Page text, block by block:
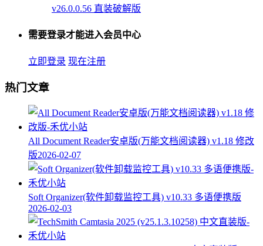
v26.0.0.56 直装破解版
需要登录才能进入会员中心
立即登录 现在注册
热门文章
All Document Reader安卓版(万能文档阅读器) v1.18 修改
版2026-02-07
Soft Organizer(软件卸载监控工具) v10.33 多语便携版
2026-02-03